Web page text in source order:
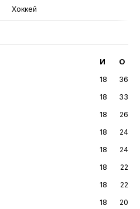
Хоккей
И О
18
36
18
33
18
26
18
24
18
24
18
22
18
22
18
20